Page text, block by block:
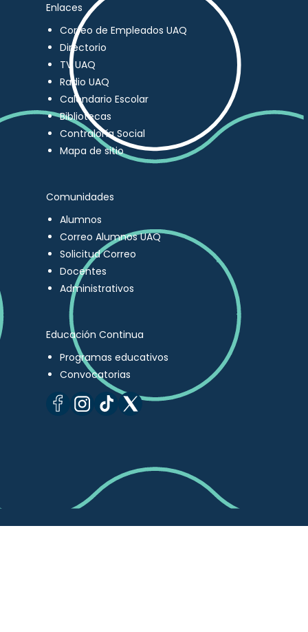
Enlaces
Correo de Empleados UAQ
Directorio
TV UAQ
Radio UAQ
Calendario Escolar
Bibliotecas
Contraloría Social
Mapa de sitio
Comunidades
Alumnos
Correo Alumnos UAQ
Solicitud Correo
Docentes
Administrativos
Educación Continua
Programas educativos
Convocatorias